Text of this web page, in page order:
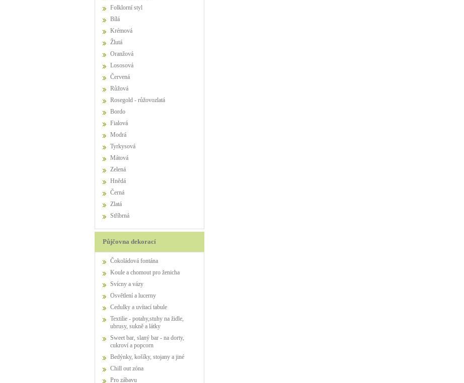
Folklorní styl
Bílá
Krémová
Žlutá
Oranžová
Lososová
Červená
Růžová
Rosegold - růžovozlatá
Bordo
Fialová
Modrá
Tyrkysová
Mátová
Zelená
Hnědá
Černá
Zlatá
Stříbrná
Půjčovna dekorací
Čokoládová fontána
Koule a chomout pro ženicha
Svícny a vázy
Osvětlení a lucerny
Cedulky a uvítací tabule
Textilie - potahy,stuhy na židle,
ubrusy, sukně a látky
Sweet bar, slaný bar - na dorty,
cukroví a popcorn
Bedýnky, košíky, stojany a jiné
Chill out zóna
Pro zábavu